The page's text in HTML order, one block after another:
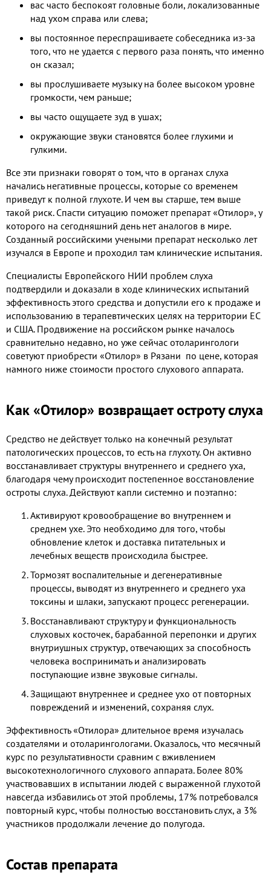
вас часто беспокоят головные боли, локализованные
над ухом справа или слева;
вы постоянное переспрашиваете собеседника из-за
того, что не удается с первого раза понять, что именно
он сказал;
вы прослушиваете музыку на более высоком уровне
громкости, чем раньше;
вы часто ощущаете зуд в ушах;
окружающие звуки становятся более глухими и
гулкими.
Все эти признаки говорят о том, что в органах слуха
начались негативные процессы, которые со временем
приведут к полной глухоте. И чем вы старше, тем выше
такой риск. Спасти ситуацию поможет препарат «Отилор», у
которого на сегодняшний день нет аналогов в мире.
Созданный российскими учеными препарат несколько лет
изучался в Европе и проходил там клинические испытания.
Специалисты Европейского НИИ проблем слуха
подтвердили и доказали в ходе клинических испытаний
эффективность этого средства и допустили его к продаже и
использованию в терапевтических целях на территории ЕС
и США. Продвижение на российском рынке началось
сравнительно недавно, но уже сейчас отоларингологи
советуют приобрести «Отилор» в Рязани по цене, которая
намного ниже стоимости простого слухового аппарата.
Как «Отилор» возвращает остроту слуха
Средство не действует только на конечный результат
патологических процессов, то есть на глухоту. Он активно
восстанавливает структуры внутреннего и среднего уха,
благодаря чему происходит постепенное восстановление
остроты слуха. Действуют капли системно и поэтапно:
Активируют кровообращение во внутреннем и
среднем ухе. Это необходимо для того, чтобы
обновление клеток и доставка питательных и
лечебных веществ происходила быстрее.
Тормозят воспалительные и дегенеративные
процессы, выводят из внутреннего и среднего уха
токсины и шлаки, запускают процесс регенерации.
Восстанавливают структуру и функциональность
слуховых косточек, барабанной перепонки и других
внутриушных структур, отвечающих за способность
человека воспринимать и анализировать
поступающие извне звуковые сигналы.
Защищают внутреннее и среднее ухо от повторных
повреждений и изменений, сохраняя слух.
Эффективность «Отилора» длительное время изучалась
создателями и отоларингологами. Оказалось, что месячный
курс по результативности сравним с вживлением
высокотехнологичного слухового аппарата. Более 80%
участвовавших в испытании людей с выраженной глухотой
навсегда избавились от этой проблемы, 17% потребовался
повторный курс, чтобы полностью восстановить слух, а 3%
участников продолжали лечение до полугода.
Состав препарата